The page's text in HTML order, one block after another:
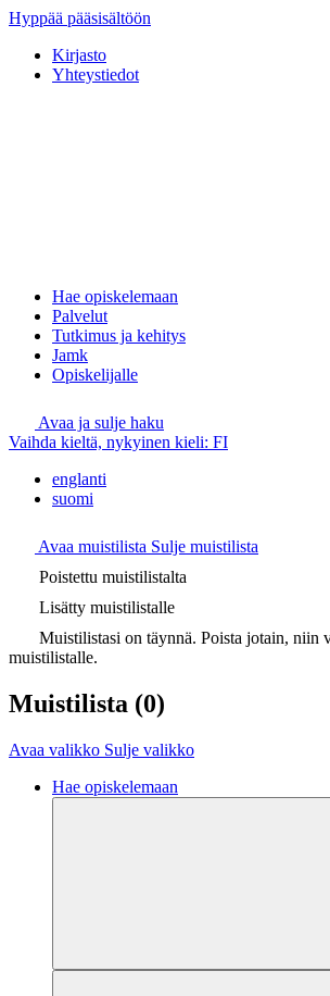
Hyppää pääsisältöön
Kirjasto
Yhteystiedot
Hae opiskelemaan
Palvelut
Tutkimus ja kehitys
Jamk
Opiskelijalle
Avaa ja sulje haku
Vaihda kieltä, nykyinen kieli: FI
englanti
suomi
Avaa muistilista Sulje muistilista
Poistettu muistilistalta
Lisätty muistilistalle
Muistilistasi on täynnä. Poista jotain, niin
muistilistalle.
Muistilista (0)
Avaa valikko Sulje valikko
Hae opiskelemaan